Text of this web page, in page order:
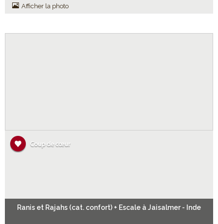
Afficher la photo
Ranis et Rajahs (cat. confort) + Escale à Jaisalmer - Inde